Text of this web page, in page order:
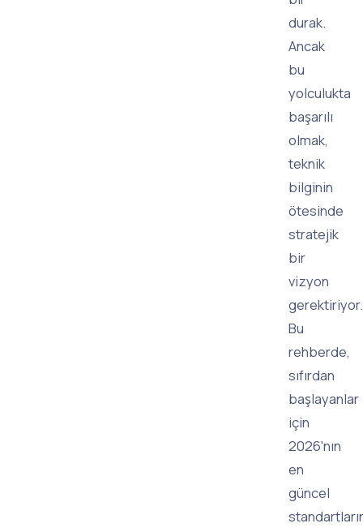
durak.
Ancak
bu
yolculukta
başarılı
olmak,
teknik
bilginin
ötesinde
stratejik
bir
vizyon
gerektiriyor.
Bu
rehberde,
sıfırdan
başlayanlar
için
2026'nın
en
güncel